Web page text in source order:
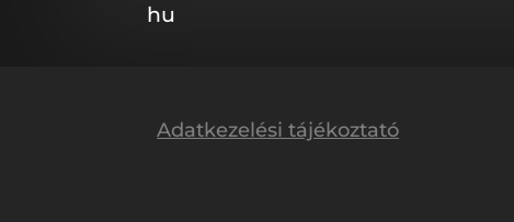
hu
Adatkezelési tájékoztató